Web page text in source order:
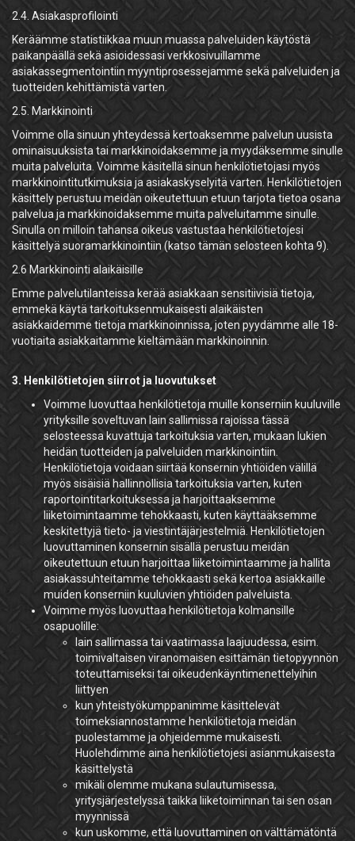
2.4. Asiakasprofilointi
Keräämme statistiikkaa muun muassa palveluiden käytöstä
paikanpäällä sekä asioidessasi verkkosivuillamme
asiakassegmentointiin myyntiprosessejamme sekä palveluiden ja
tuotteiden kehittämistä varten.
2.5. Markkinointi
Voimme olla sinuun yhteydessä kertoaksemme palvelun uusista
ominaisuuksista tai markkinoidaksemme ja myydäksemme sinulle
muita palveluita. Voimme käsitellä sinun henkilötietojasi myös
markkinointitutkimuksia ja asiakaskyselyitä varten. Henkilötietojen
käsittely perustuu meidän oikeutettuun etuun tarjota tietoa osana
palvelua ja markkinoidaksemme muita palveluitamme sinulle.
Sinulla on milloin tahansa oikeus vastustaa henkilötietojesi
käsittelyä suoramarkkinointiin (katso tämän selosteen kohta 9).
2.6 Markkinointi alaikäisille
Emme palvelutilanteissa kerää asiakkaan sensitiivisiä tietoja,
emmekä käytä tarkoituksenmukaisesti alaikäisten
asiakkaidemme tietoja markkinoinnissa, joten pyydämme alle 18-
vuotiaita asiakkaitamme kieltämään markkinoinnin.
3. Henkilötietojen siirrot ja luovutukset
Voimme luovuttaa henkilötietoja muille konserniin kuuluville
yrityksille soveltuvan lain sallimissa rajoissa tässä
selosteessa kuvattuja tarkoituksia varten, mukaan lukien
heidän tuotteiden ja palveluiden markkinointiin.
Henkilötietoja voidaan siirtää konsernin yhtiöiden välillä
myös sisäisiä hallinnollisia tarkoituksia varten, kuten
raportointitarkoituksessa ja harjoittaaksemme
liiketoimintaamme tehokkaasti, kuten käyttääksemme
keskitettyjä tieto- ja viestintäjärjestelmiä. Henkilötietojen
luovuttaminen konsernin sisällä perustuu meidän
oikeutettuun etuun harjoittaa liiketoimintaamme ja hallita
asiakassuhteitamme tehokkaasti sekä kertoa asiakkaille
muiden konserniin kuuluvien yhtiöiden palveluista.
Voimme myös luovuttaa henkilötietoja kolmansille
osapuolille:
lain sallimassa tai vaatimassa laajuudessa, esim.
toimivaltaisen viranomaisen esittämän tietopyynnön
toteuttamiseksi tai oikeudenkäyntimenettelyihin
liittyen
kun yhteistyökumppanimme käsittelevät
toimeksiannostamme henkilötietoja meidän
puolestamme ja ohjeidemme mukaisesti.
Huolehdimme aina henkilötietojesi asianmukaisesta
käsittelystä
mikäli olemme mukana sulautumisessa,
yritysjärjestelyssä taikka liiketoiminnan tai sen osan
myynnissä
kun uskomme, että luovuttaminen on välttämätöntä